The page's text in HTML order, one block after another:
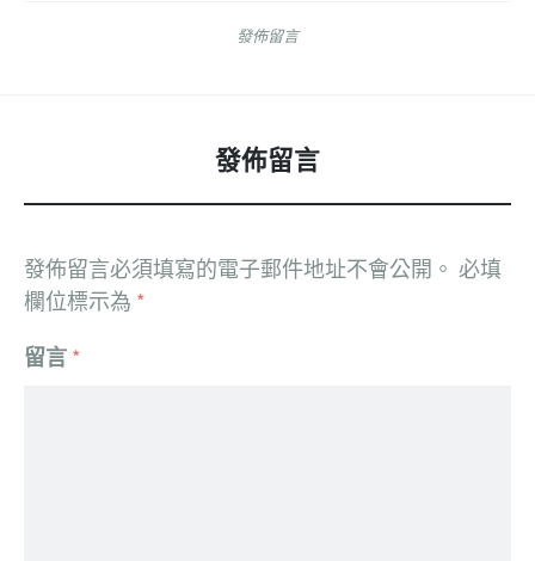
發佈留言
發佈留言
發佈留言必須填寫的電子郵件地址不會公開。 必填
欄位標示為 *
留言 *